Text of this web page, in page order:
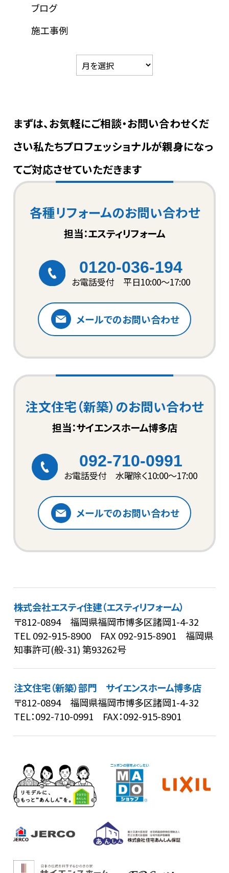
ブログ
施工事例
まずは、お気軽にご相談・お問い合わせくだ
さい私たちプロフェッショナルが親身になっ
てご対応させていただきます
各種リフォームのお問い合わせ
担当：エスティリフォーム
0120-036-194
お電話受付 平日10:00〜17:00
メールでのお問い合わせ
注文住宅（新築）のお問い合わせ
担当：サイエンスホーム博多店
092-710-0991
お電話受付 水曜除く10:00〜17:00
メールでのお問い合わせ
株式会社エスティ住建（エスティリフォーム）
〒812-0894 福岡県福岡市博多区諸岡1-4-32
TEL092-915-8900 FAX 092-915-8901 福岡県
知事許可(般-31) 第93262号
注文住宅（新築）部門 サイエンスホーム博多店
〒812-0894 福岡県福岡市博多区諸岡1-4-32
TEL：092-710-0991 FAX：092-915-8901